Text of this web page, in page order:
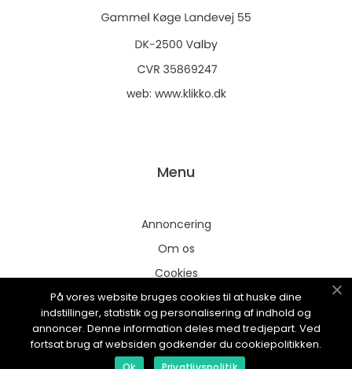
web: www.klikko.dk
Menu
Annoncering
Om os
Cookies
Kontakt os
Sitemap
På vores website bruges cookies til at huske dine
indstillinger, statistik og personalisering af indhold og
annoncer. Denne information deles med tredjepart. Ved
fortsat brug af websiden godkender du cookiepolitikken.